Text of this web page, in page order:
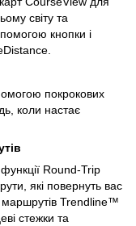
світу та
кнопки і
покрокових
коли настає
Round-Trip
які повернуть вас
маршрутів Trendline™
стежки та